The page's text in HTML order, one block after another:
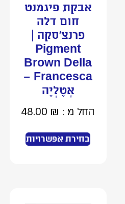
אבקת פיגמנט
חום דלה
פרנצ’סקה |
Pigment
Brown Della
Francesca –
אָטֶלְיֶה
החל מ : 48.00₪
בחירת אפשרויות